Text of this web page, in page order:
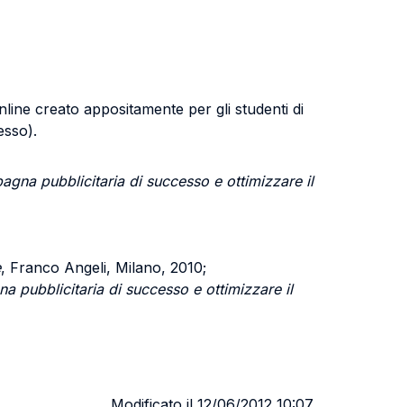
creato appositamente per gli studenti di
pubblicitaria di successo e ottimizzare il
, Franco Angeli, Milano, 2010;
pubblicitaria di successo e ottimizzare il